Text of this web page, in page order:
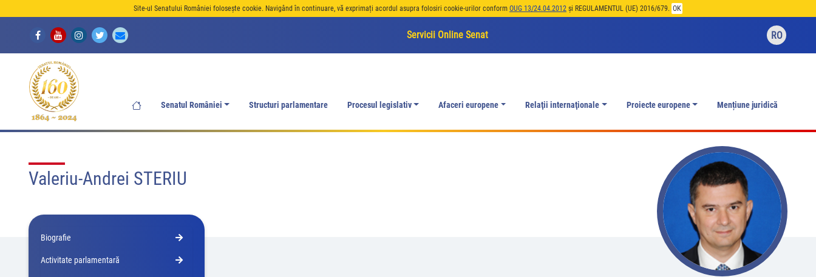
Site-ul Senatului României folosește cookie. Navigând în continuare, vă exprimați acordul asupra folosiri cookie-urilor conform OUG 13/24.04.2012 și REGULAMENTUL (UE) 2016/679. OK
Servicii Online Senat RO
Senatul României Structuri parlamentare Procesul legislativ Afaceri europene Relaţii internaţionale Proiecte europene Mențiune juridică
Valeriu-Andrei STERIU
Biografie
Activitate parlamentară